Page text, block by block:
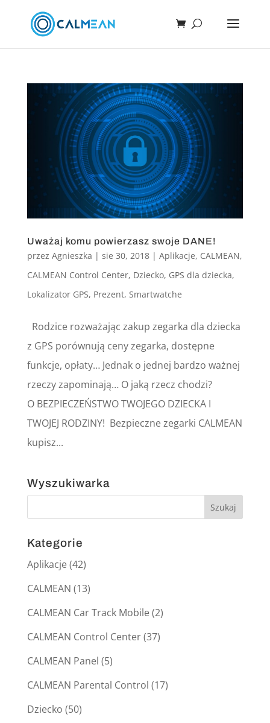
Uważaj komu powierzasz swoje DANE!
przez Agnieszka | sie 30, 2018| Aplikacje, CALMEAN,
CALMEAN Control Center, Dziecko, GPS dla dziecka,
Lokalizator GPS, Prezent, Smartwatche
Rodzice rozważając zakup zegarka dla dziecka
z GPS porównują ceny zegarka, dostępne
funkcje, opłaty… Jednak o jednej bardzo ważnej
rzeczy zapominają… O jaką rzecz chodzi?
O BEZPIECZEŃSTWO TWOJEGO DZIECKA I
TWOJEJ RODZINY! Bezpieczne zegarki CALMEAN
kupisz...
Wyszukiwarka
Kategorie
Aplikacje(42)
CALMEAN (13)
CALMEAN Car Track Mobile(2)
CALMEAN Control Center(37)
CALMEAN Panel (5)
CALMEAN Parental Control (17)
Dziecko (50)